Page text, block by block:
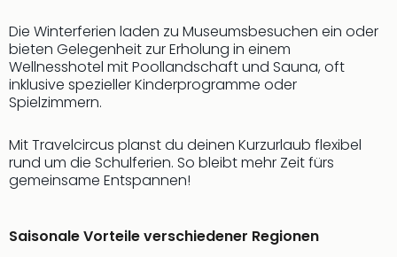
Die Winterferien laden zu Museumsbesuchen ein oder
bieten Gelegenheit zur Erholung in einem
Wellnesshotel mit Poollandschaft und Sauna, oft
inklusive spezieller Kinderprogramme oder
Spielzimmern.
Mit Travelcircus planst du deinen Kurzurlaub flexibel
rund um die Schulferien. So bleibt mehr Zeit fürs
gemeinsame Entspannen!
Saisonale Vorteile verschiedener Regionen